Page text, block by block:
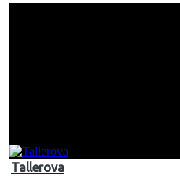
Tallerova